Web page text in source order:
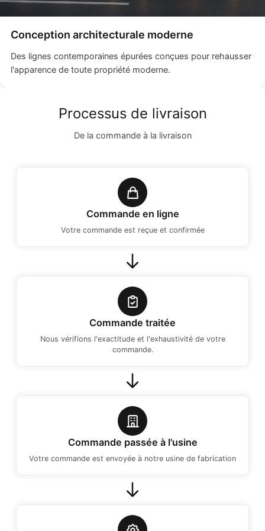
Conception architecturale moderne
Des lignes contemporaines épurées conçues pour rehausser
l'apparence de toute propriété moderne.
Processus de livraison
De la commande à la livraison
Commande en ligne
Votre commande est reçue et confirmée
Commande traitée
Nous vérifions l'exactitude et l'exhaustivité de votre
commande.
Commande passée à l'usine
Votre commande est envoyée à notre usine de fabrication